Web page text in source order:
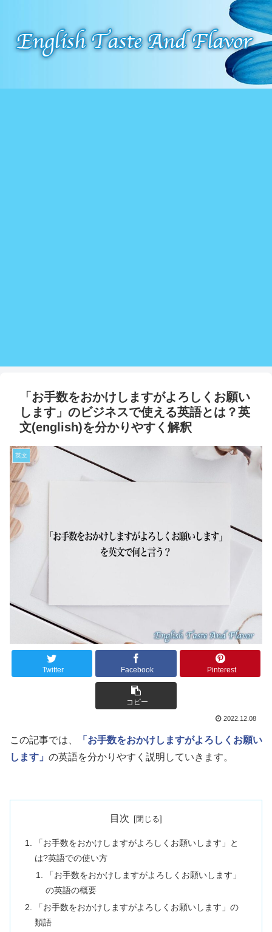
「お手数をおかけしますがよろしくお願い
します」のビジネスで使える英語とは？英
文(english)を分かりやすく解釈
英文
Twitter Facebook Pinterest
コピー
2022.12.08
この記事では、
「お手数をおかけしますがよろしくお願い
します」 の英語を分かりやすく説明していきます。
目次
「お手数をおかけしますがよろしくお願いします」と
は?英語での使い方
「お手数をおかけしますがよろしくお願いします」
の英語の概要
「お手数をおかけしますがよろしくお願いします」の
類語